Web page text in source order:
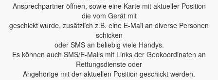
Ansprechpartner öffnen, sowie eine Karte mit aktueller Position
die vom Gerät mit
geschickt wurde, zusätzlich z.B. eine E-Mail an diverse Personen
schicken
oder SMS an beliebig viele Handys.
Es können auch SMS/E-Mails mit Links der Geokoordinaten an
Rettungsdienste oder
Angehörige mit der aktuellen Position geschickt werden.